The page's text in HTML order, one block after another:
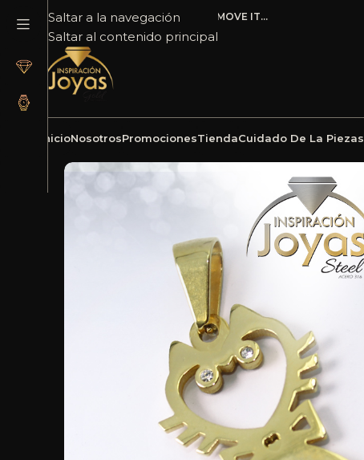
Saltar a la navegación
Saltar al contenido principal
ADD ANYTHING HERE OR JUST REMOVE IT…
InicioNosotrosPromocionesTiendaCuidado De La Piezas